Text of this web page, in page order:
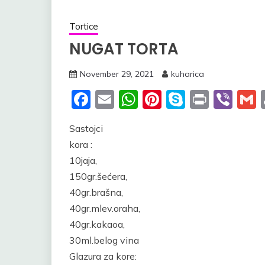
Tortice
NUGAT TORTA
November 29, 2021 kuharica
Facebook
EmailWhatsApp
Pinterest
Skype
Print
Sastojci
kora :
10jaja,
150gr.šećera,
40gr.brašna,
40gr.mlev.oraha,
40gr.kakaoa,
30ml.belog vina
Glazura za kore: